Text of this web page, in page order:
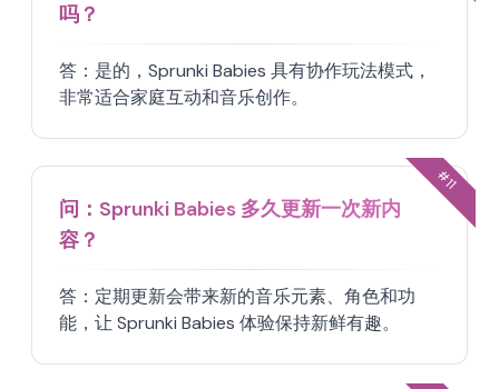
吗？
答： 是的，Sprunki Babies 具有协作玩法模式，
非常适合家庭互动和音乐创作。
#
11
问： Sprunki Babies 多久更新一次新内
容？
答： 定期更新会带来新的音乐元素、角色和功
能，让 Sprunki Babies 体验保持新鲜有趣。